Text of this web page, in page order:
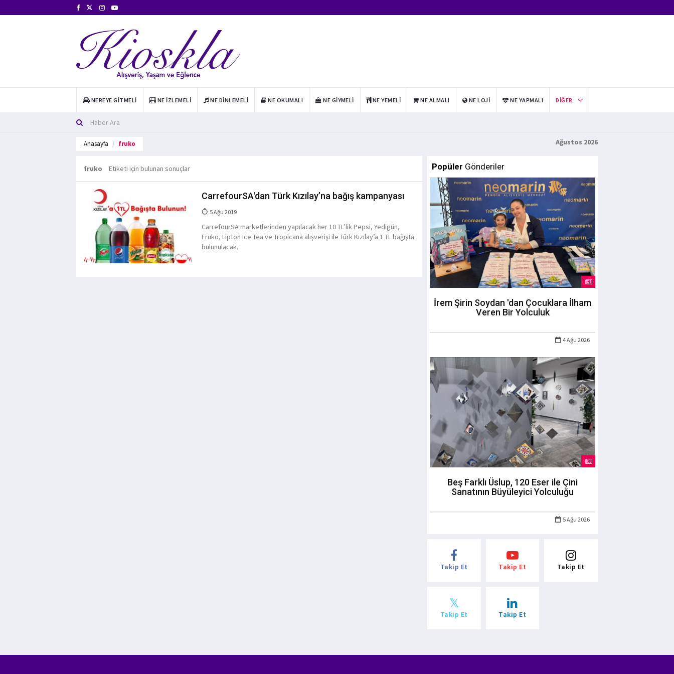
NEREYE GITMELI NE İZLEMELI NE DINLEMELI NE OKUMALI NE GIYMELI NE YEMELI NE ALMALI NE LOJI NE YAPMALI DIĞER
Anasayfa fruko Ağustos 2026
fruko Etiketi için bulunan sonuçlar
CarrefourSA'dan Türk Kızılay’na bağış kampanyası
5 Ağu 2019
CarrefourSA marketlerinden yapılacak her 10 TL’lik Pepsi, Yedigün,
Fruko, Lipton Ice Tea ve Tropicana alışverişi ile Türk Kızılay’a 1 TL bağışta
bulunulacak.
Popüler Gönderiler
İrem Şirin Soydan 'dan Çocuklara İlham
Veren Bir Yolculuk
4 Ağu 2026
Beş Farklı Üslup, 120 Eser ile Çini
Sanatının Büyüleyici Yolculuğu
5 Ağu 2026
Takip Et Takip Et Takip Et
Takip Et Takip Et